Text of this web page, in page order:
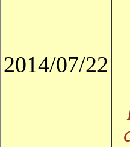
2014/07/22